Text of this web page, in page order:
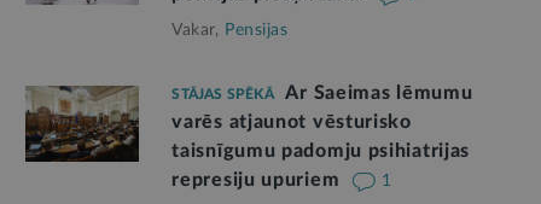
Vakar, Pensijas
STĀJAS SPĒKĀ
Ar Saeimas lēmumu
varēs atjaunot vēsturisko
taisnīgumu padomju psihiatrijas
represiju upuriem
1